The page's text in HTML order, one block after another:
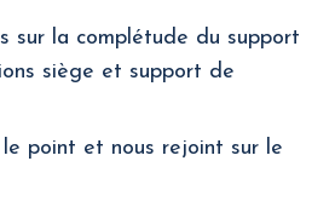
sur la complétude du support
siège et support de
point et nous rejoint sur le